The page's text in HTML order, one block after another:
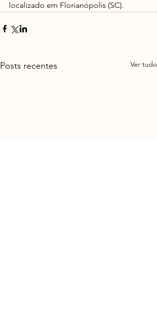
localizado em Florianópolis (SC).
Posts recentes Ver tudo